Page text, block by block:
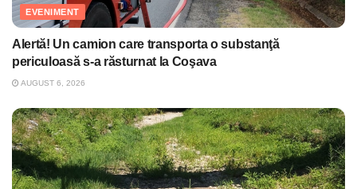
EVENIMENT
Alertă! Un camion care transporta o substanţă
periculoasă s-a răsturnat la Coşava
AUGUST 6, 2026